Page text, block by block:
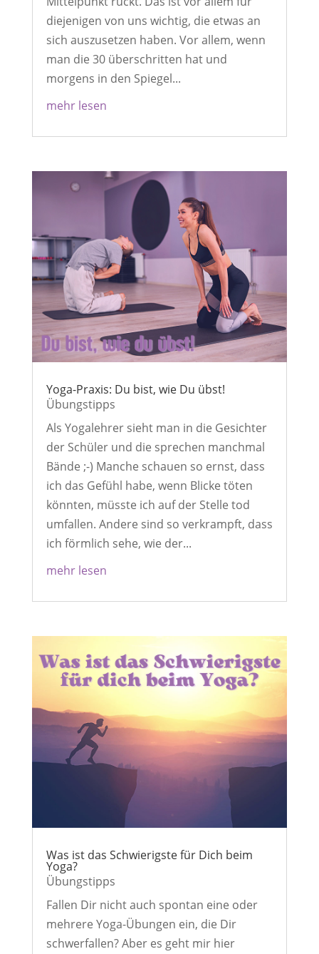
diejenigen von uns wichtig, die etwas an
sich auszusetzen haben. Vor allem, wenn
man die 30 überschritten hat und
morgens in den Spiegel...
mehr lesen
Yoga-Praxis: Du bist, wie Du übst!
Übungstipps
Als Yogalehrer sieht man in die Gesichter
der Schüler und die sprechen manchmal
Bände ;-) Manche schauen so ernst, dass
ich das Gefühl habe, wenn Blicke töten
könnten, müsste ich auf der Stelle tod
umfallen. Andere sind so verkrampft, dass
ich förmlich sehe, wie der...
mehr lesen
Was ist das Schwierigste für Dich beim
Yoga?
Übungstipps
Fallen Dir nicht auch spontan eine oder
mehrere Yoga-Übungen ein, die Dir
schwerfallen? Aber es geht mir hier